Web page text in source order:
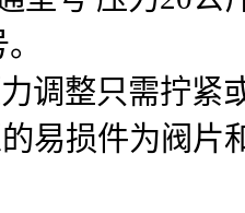
调整只需拧紧
易损件为阀片